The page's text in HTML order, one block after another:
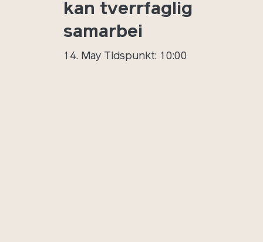
kan tverrfaglig
samarbei
14. May Tidspunkt: 10:00